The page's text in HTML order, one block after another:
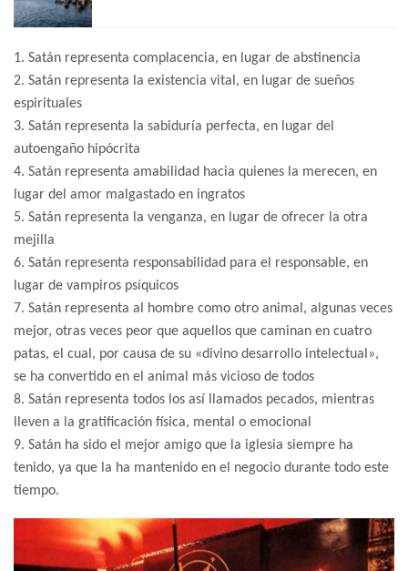
1. Satán representa complacencia, en lugar de abstinencia
2. Satán representa la existencia vital, en lugar de sueños
espirituales
3. Satán representa la sabiduría perfecta, en lugar del
autoengaño hipócrita
4. Satán representa amabilidad hacia quienes la merecen, en
lugar del amor malgastado en ingratos
5. Satán representa la venganza, en lugar de ofrecer la otra
mejilla
6. Satán representa responsabilidad para el responsable, en
lugar de vampiros psíquicos
7. Satán representa al hombre como otro animal, algunas veces
mejor, otras veces peor que aquellos que caminan en cuatro
patas, el cual, por causa de su «divino desarrollo intelectual»,
se ha convertido en el animal más vicioso de todos
8. Satán representa todos los así llamados pecados, mientras
lleven a la gratificación física, mental o emocional
9. Satán ha sido el mejor amigo que la iglesia siempre ha
tenido, ya que la ha mantenido en el negocio durante todo este
tiempo.